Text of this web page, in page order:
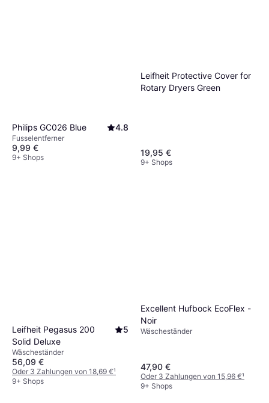
Philips GC026 Blue 4.8
Fusselentferner
9,99 €
9+ Shops
Leifheit Protective Cover for
Rotary Dryers Green
19,95 €
9+ Shops
Leifheit Pegasus 200
Solid Deluxe
5
Wäscheständer
56,09 €
Oder 3 Zahlungen von 18,69 €¹
9+ Shops
Excellent Hufbock EcoFlex -
Noir
Wäscheständer
47,90 €
Oder 3 Zahlungen von 15,96 €¹
9+ Shops